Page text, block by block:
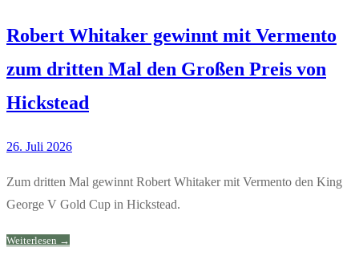
Robert Whitaker gewinnt mit Vermento
zum dritten Mal den Großen Preis von
Hickstead
26. Juli 2026
Zum dritten Mal gewinnt Robert Whitaker mit Vermento den King
George V Gold Cup in Hickstead.
Weiterlesen →